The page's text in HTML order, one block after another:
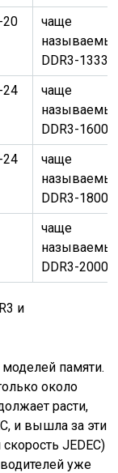
20
чаще
DDR3-1333
24
чаще
DDR3-1600
24
чаще
DDR3-1800
чаще
DDR3-2000
и
памяти.
около
расти,
и вышла за эти
JEDEC)
уже